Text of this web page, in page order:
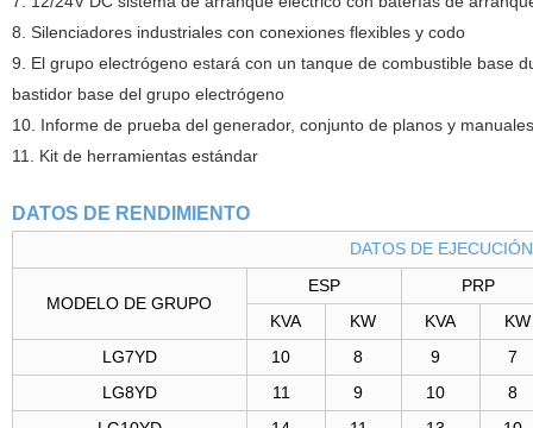
8. Silenciadores industriales con conexiones flexibles y codo
9. El grupo electrógeno estará con un tanque de combustible base
bastidor base del grupo electrógeno
10. Informe de prueba del generador, conjunto de planos y
11. Kit de herramientas estándar
DATOS DE RENDIMIENTO
DATOS DE EJECUCIÓN
MODELO DE GRUPO
ESP
PRP
KVA
KW KVA
KW
LG7YD
10 8 9
7
LG8YD
11 9 10
8